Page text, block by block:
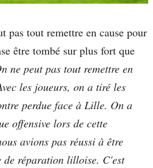
pas tout remettre en cause pour
être tombé sur plus fort que
ne peut pas tout remettre en
les joueurs, on a tiré les
perdue face à Lille. On a
offensive lors de cette
avions pas réussi à être
de réparation lilloise. C'est